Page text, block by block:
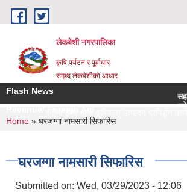
Skip to main content
लेकबेशी नगरपालिका
कृषि,पर्यटन र पू्र्वाधार
समृध्द लेकवेशीको आधार
Flash News
You are here
Home » घरजग्गा नामसारी सिफारिस
घरजग्गा नामसारी सिफारिस
Submitted on: Wed, 03/29/2023 - 12:06